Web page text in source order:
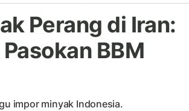
Perang di Iran:
BBM
impor minyak Indonesia.